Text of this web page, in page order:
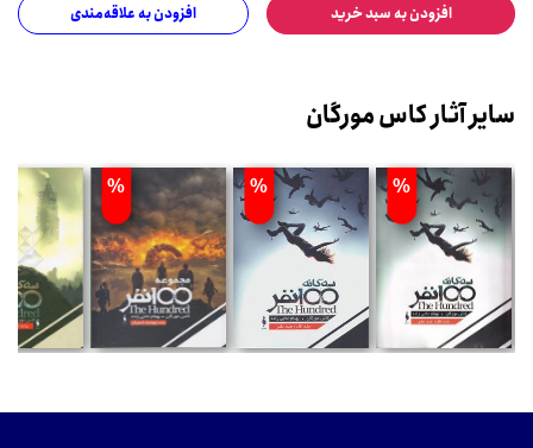
افزودن به سبد خرید افزودن به علاقه‌مندی
سایر آثار کاس مورگان
%
%
%